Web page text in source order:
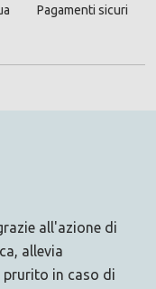
Pagamenti sicuri
all'azione di
allevia
prurito in caso di